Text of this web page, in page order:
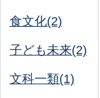
食文化(2)
子ども未来(2)
文科一類(1)